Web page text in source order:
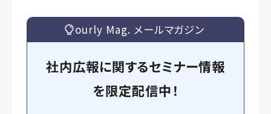
ourly Mag. メールマガジン
社内広報に関するセミナー情報
を限定配信中！